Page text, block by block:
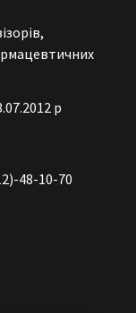
р
48-10-70